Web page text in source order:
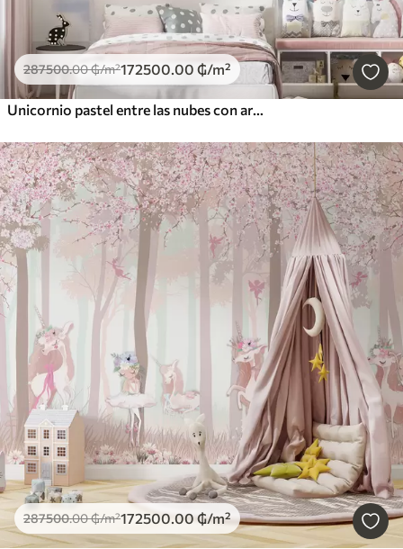
287500.00₲/m²172500.00 ₲/m²
Unicornio pastel entre las nubes con arcoíris y rosas
287500.00₲/m²172500.00 ₲/m²